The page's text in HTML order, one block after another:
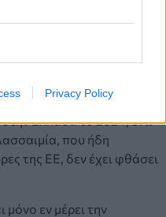
Privacy Policy
Access του
Ελλάδας
φάρμακο, εγκεκριμένο από
Ελλάδα το 2024, ενώ
, που ήδη
της ΕΕ, δεν έχει φθάσει
εν μέρει την